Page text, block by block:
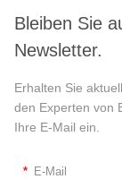
Bleiben Sie
Newsletter.
Erhalten Sie
den Experten von
Ihre E-Mail ein.
* E-Mail